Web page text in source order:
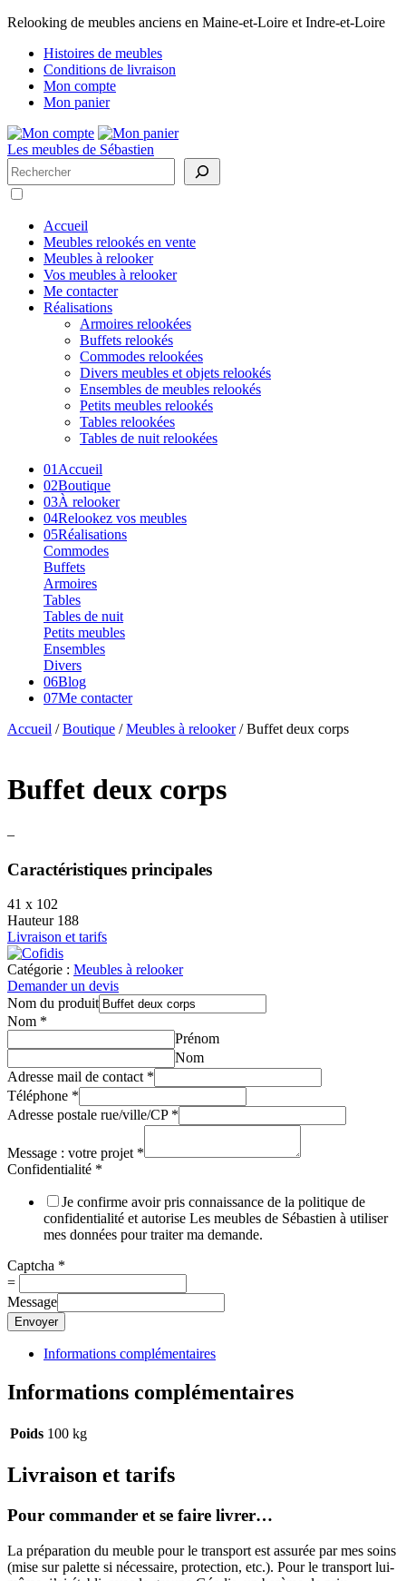
Relooking de meubles anciens en Maine-et-Loire et Indre-et-Loire
Histoires de meubles
Conditions de livraison
Mon compte
Mon panier
Les meubles de Sébastien
Rechercher
Accueil
Meubles relookés en vente
Meubles à relooker
Vos meubles à relooker
Me contacter
Réalisations
Armoires relookées
Buffets relookés
Commodes relookées
Divers meubles et objets relookés
Ensembles de meubles relookés
Petits meubles relookés
Tables relookées
Tables de nuit relookées
01 Accueil
02Boutique
03À relooker
04Relookez vos meubles
05Réalisations
Commodes
Buffets
Armoires
Tables
Tables de nuit
Petits meubles
Ensembles
Divers
06Blog
07Me contacter
Accueil /Boutique /Meubles à relooker/ Buffet deux corps
Buffet deux corps
–
Caractéristiques principales
41 x 102
Hauteur 188
Livraison et tarifs
Catégorie : Meubles à relooker
Demander un devis
Nom du produit
Nom *
Prénom
Nom
Adresse mail de contact *
Téléphone *
Adresse postale rue/ville/CP *
Message : votre projet *
Confidentialité *
Je confirme avoir pris connaissance de la politique de
confidentialité et autorise Les meubles de Sébastien à utiliser
mes données pour traiter ma demande.
Captcha *
=
Message
Envoyer
Informations complémentaires
Informations complémentaires
Poids 100 kg
Livraison et tarifs
Pour commander et se faire livrer…
La préparation du meuble pour le transport est assurée par mes soins
(mise sur palette si nécessaire, protection, etc.). Pour le transport lui-